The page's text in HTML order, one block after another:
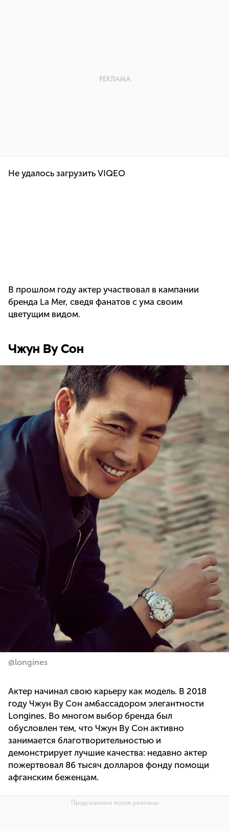
Не удалось загрузить VIQEO
В прошлом году актер участвовал в кампании
бренда La Mer, сведя фанатов с ума своим
цветущим видом.
Чжун Ву Сон
@longines
Актер начинал свою карьеру как модель. В 2018
году Чжун Ву Сон амбассадором элегантности
Longines. Во многом выбор бренда был
обусловлен тем, что Чжун Ву Сон активно
занимается благотворительностью и
демонстрирует лучшие качества: недавно актер
пожертвовал 86 тысяч долларов фонду помощи
афганским беженцам.